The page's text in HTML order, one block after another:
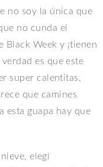
no soy la única que
no cunda el
Black Week y ¡tienen
es que este
super calentitas,
que camines
esta guapa hay que
elegí